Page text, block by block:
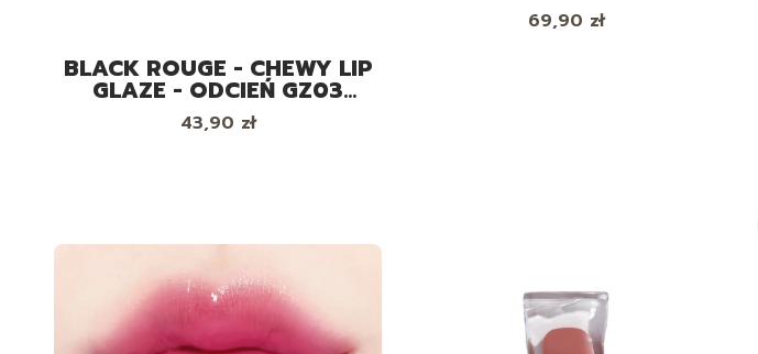
BLACK ROUGE - CHEWY LIP
GLAZE - ODCIEŃ GZ03
ROSE BEBE - BŁYSZCZYK
DO UST, 3.5G
Cena
43,90 zł
BŁYSZCZYK DO UST, 4.5G
Cena
69,90 zł